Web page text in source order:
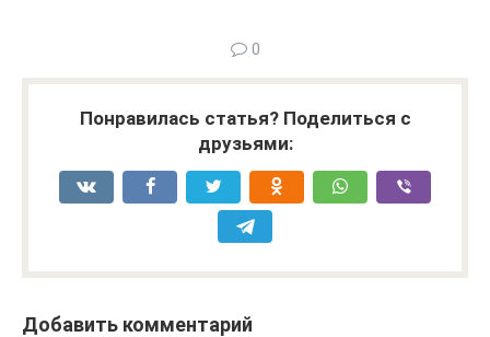
0
Понравилась статья? Поделиться с
друзьями:
Добавить комментарий